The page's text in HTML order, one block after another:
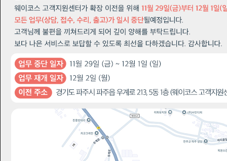
자주묻는질문